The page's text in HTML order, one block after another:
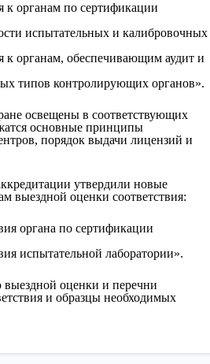
к органам по сертификации
испытательных и калибровочных
к органам, обеспечивающим аудит и
типов контролирующих органов».
освещены в соответствующих
основные принципы
порядок выдачи лицензий и
утвердили новые
выездной оценки соответствия:
органа по сертификации
испытательной лаборатории».
оценки и перечни
и образцы необходимых